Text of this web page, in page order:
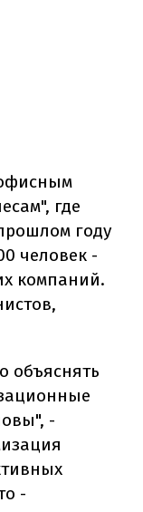
где
году
человек -
компаний.
объяснять
-
-